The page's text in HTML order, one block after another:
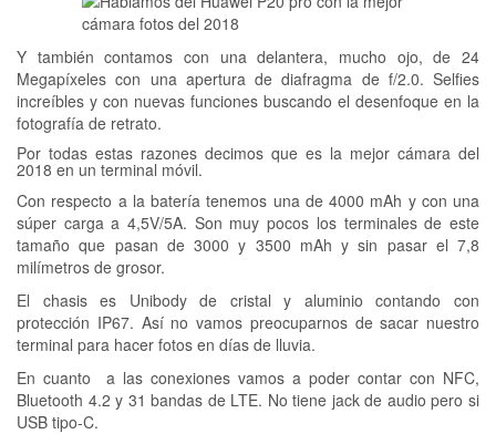
Y también contamos con una delantera, mucho ojo, de 24
Megapíxeles con una apertura de diafragma de f/2.0. Selfies
increíbles y con nuevas funciones buscando el desenfoque en la
fotografía de retrato.
Por todas estas razones decimos que es la mejor cámara del
2018 en un terminal móvil.
Con respecto a la batería tenemos una de 4000 mAh y con una
súper carga a 4,5V/5A. Son muy pocos los terminales de este
tamaño que pasan de 3000 y 3500 mAh y sin pasar el 7,8
milímetros de grosor.
El chasis es Unibody de cristal y aluminio contando con
protección IP67. Así no vamos preocuparnos de sacar nuestro
terminal para hacer fotos en días de lluvia.
En cuanto a las conexiones vamos a poder contar con NFC,
Bluetooth 4.2 y 31 bandas de LTE. No tiene jack de audio pero si
USB tipo-C.